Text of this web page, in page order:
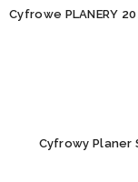
Cyfrowe PLANERY
Cyfrowy Planer